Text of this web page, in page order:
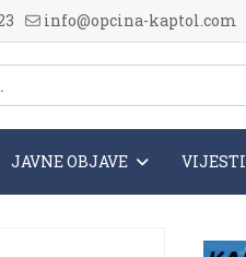
info@opcina-kaptol.com
JAVNE OBJAVE VIJESTI